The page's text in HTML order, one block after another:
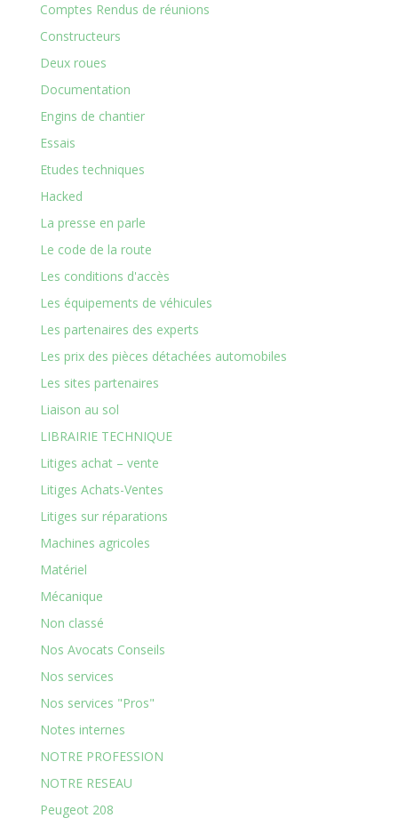
Comptes Rendus de réunions
Constructeurs
Deux roues
Documentation
Engins de chantier
Essais
Etudes techniques
Hacked
La presse en parle
Le code de la route
Les conditions d'accès
Les équipements de véhicules
Les partenaires des experts
Les prix des pièces détachées automobiles
Les sites partenaires
Liaison au sol
LIBRAIRIE TECHNIQUE
Litiges achat – vente
Litiges Achats-Ventes
Litiges sur réparations
Machines agricoles
Matériel
Mécanique
Non classé
Nos Avocats Conseils
Nos services
Nos services "Pros"
Notes internes
NOTRE PROFESSION
NOTRE RESEAU
Peugeot 208